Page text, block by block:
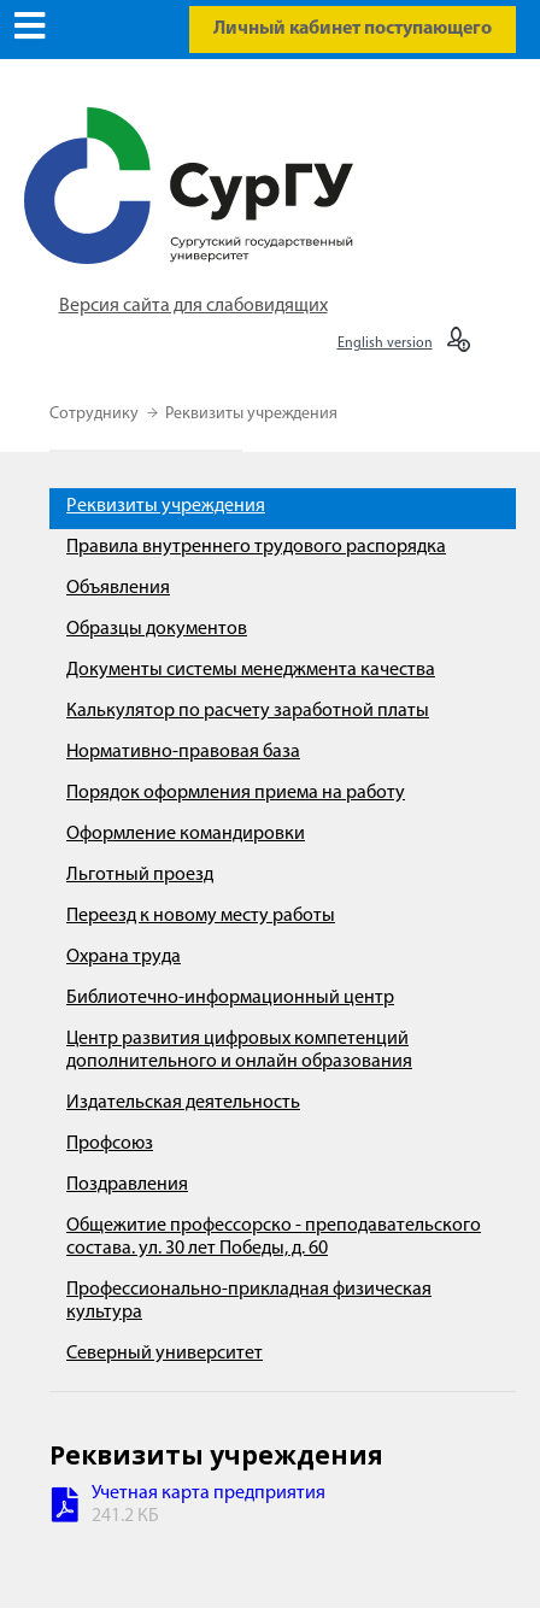
Личный кабинет поступающего
Версия сайта для слабовидящих
English version
Сотруднику Реквизиты учреждения
Реквизиты учреждения
Правила внутреннего трудового распорядка
Объявления
Образцы документов
Документы системы менеджмента качества
Калькулятор по расчету заработной платы
Нормативно-правовая база
Порядок оформления приема на работу
Оформление командировки
Льготный проезд
Переезд к новому месту работы
Охрана труда
Библиотечно-информационный центр
Центр развития цифровых компетенций
дополнительного и онлайн образования
Издательская деятельность
Профсоюз
Поздравления
Общежитие профессорско - преподавательского
состава. ул. 30 лет Победы, д. 60
Профессионально-прикладная физическая
культура
Северный университет
Реквизиты учреждения
Учетная карта предприятия
241.2 КБ